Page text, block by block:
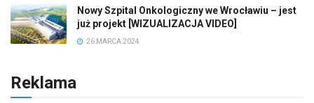
Nowy Szpital Onkologiczny we Wrocławiu – jest
już projekt [WIZUALIZACJA VIDEO]
26 MARCA 2024
Reklama